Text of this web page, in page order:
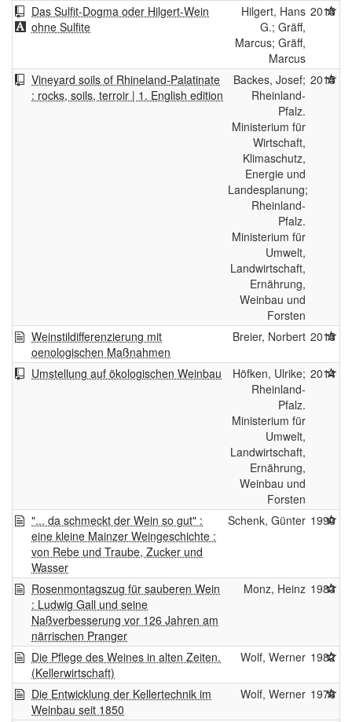
Das Sulfit-Dogma oder Hilgert-Wein
ohne Sulfite
Hilgert, Hans
G.; Gräff,
Marcus; Gräff,
Marcus
2015
Vineyard soils of Rhineland-Palatinate
: rocks, soils, terroir | 1. English edition
Backes, Josef;
Rheinland-
Pfalz.
Ministerium für
Wirtschaft,
Klimaschutz,
Energie und
Landesplanung;
Rheinland-
Pfalz.
Ministerium für
Umwelt,
Landwirtschaft,
Ernährung,
Weinbau und
Forsten
2015
Weinstildifferenzierung mit
oenologischen Maßnahmen
Breier, Norbert 2015
Umstellung auf ökologischen Weinbau
Höfken, Ulrike;
Rheinland-
Pfalz.
Ministerium für
Umwelt,
Landwirtschaft,
Ernährung,
Weinbau und
Forsten
2014
"... da schmeckt der Wein so gut" :
eine kleine Mainzer Weingeschichte :
von Rebe und Traube, Zucker und
Wasser
Schenk, Günter 1990
Rosenmontagszug für sauberen Wein
: Ludwig Gall und seine
Naßverbesserung vor 126 Jahren am
närrischen Pranger
Monz, Heinz 1983
Die Pflege des Weines in alten Zeiten.
(Kellerwirtschaft)
Wolf, Werner 1982
Die Entwicklung der Kellertechnik im
Weinbau seit 1850
Wolf, Werner 1976